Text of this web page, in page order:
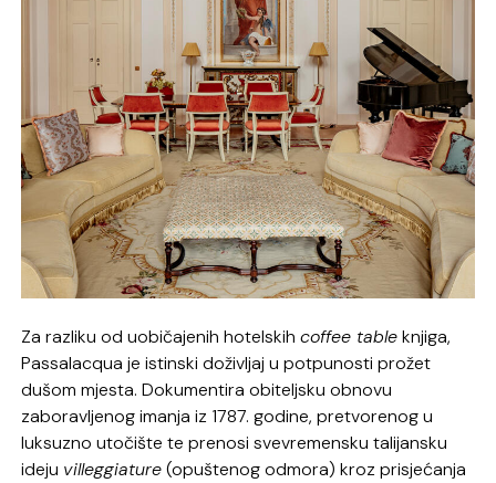
Za razliku od uobičajenih hotelskihcoffee tableknjiga,
Passalacqua je istinski doživljaj u potpunosti prožet
dušom mjesta. Dokumentira obiteljsku obnovu
zaboravljenog imanja iz 1787. godine, pretvorenog u
luksuzno utočište te prenosi svevremensku talijansku
ideju villeggiature(opuštenog odmora) kroz prisjećanja